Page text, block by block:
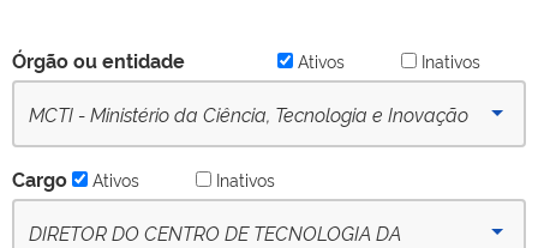
Órgão ou entidade Ativos Inativos
MCTI - Ministério da Ciência, Tecnologia e Inovação
Cargo Ativos Inativos
DIRETOR DO CENTRO DE TECNOLOGIA DA